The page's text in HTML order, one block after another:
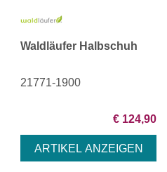
Waldläufer Halbschuh
21771-1900
€ 124,90